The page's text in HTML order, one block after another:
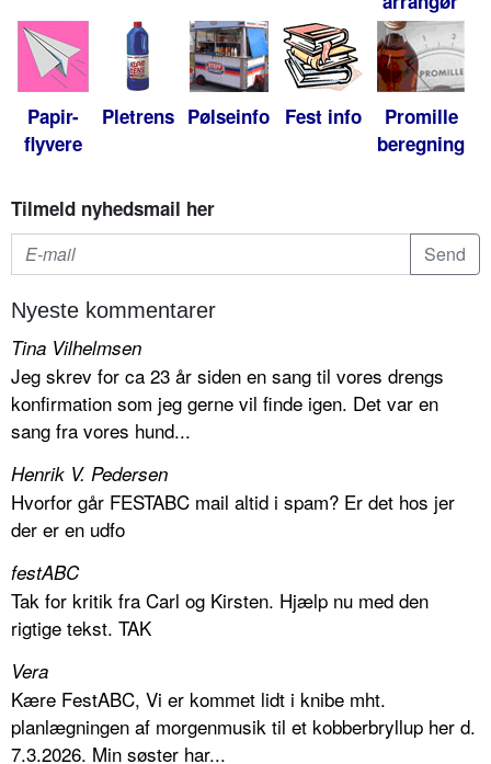
Papir-
flyvere
Pletrens Pølseinfo Fest info
Promille
beregning
Tilmeld nyhedsmail her
Nyeste kommentarer
Tina Vilhelmsen
Jeg skrev for ca 23 år siden en sang til vores drengs
konfirmation som jeg gerne vil finde igen. Det var en
sang fra vores hund...
Henrik V. Pedersen
Hvorfor går FESTABC mail altid i spam? Er det hos jer
der er en udfo
festABC
Tak for kritik fra Carl og Kirsten. Hjælp nu med den
rigtige tekst. TAK
Vera
Kære FestABC, Vi er kommet lidt i knibe mht.
planlægningen af morgenmusik til et kobberbryllup her d.
7.3.2026. Min søster har...